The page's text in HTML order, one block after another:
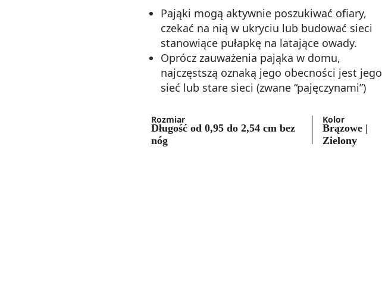
Pająki mogą aktywnie poszukiwać ofiary,
czekać na nią w ukryciu lub budować sieci
stanowiące pułapkę na latające owady.
Oprócz zauważenia pająka w domu,
najczęstszą oznaką jego obecności jest jego
sieć lub stare sieci (zwane “pajęczynami”)
Rozmiar
Długość od 0,95 do 2,54 cm bez
nóg
Kolor
Brązowe |
Zielony